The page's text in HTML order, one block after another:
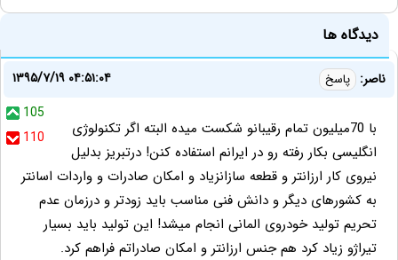
دیدگاه ها
ناصر: پاسخ
۱۳۹۵/۷/۱۹ ۰۴:۵۱:۰۴
105
110
با 70میلیون تمام رقیبانو شکست میده البته اگر تکنولوژی
انگلیسی بکار رفته رو در ایرانم استفاده کنن! درتبریز بدلیل
نیروی کار ارزانتر و قطعه سازانزیاد و امکان صادرات و واردات اسانتر
به کشورهای دیگر و دانش فنی مناسب باید زودتر و درزمان عدم
تحریم تولید خودروی المانی انجام میشد! این تولید باید بسیار
تیراژو زیاد کرد هم جنس ارزانتر و امکان صادراتم فراهم کرد.